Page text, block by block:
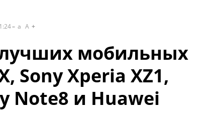
a A
мобильных
Sony Xperia XZ1,
Note8 и Huawei